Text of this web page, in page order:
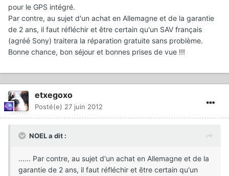
pour le GPS intégré.
Par contre, au sujet d'un achat en Allemagne et de la garantie
de 2 ans, il faut réfléchir et être certain qu'un SAV français
(agréé Sony) traitera la réparation gratuite sans problème.
Bonne chance, bon séjour et bonnes prises de vue !!!
etxegoxo
Posté(e) 27 juin 2012
NOEL a dit :
...... Par contre, au sujet d'un achat en Allemagne et de la
garantie de 2 ans, il faut réfléchir et être certain qu'un